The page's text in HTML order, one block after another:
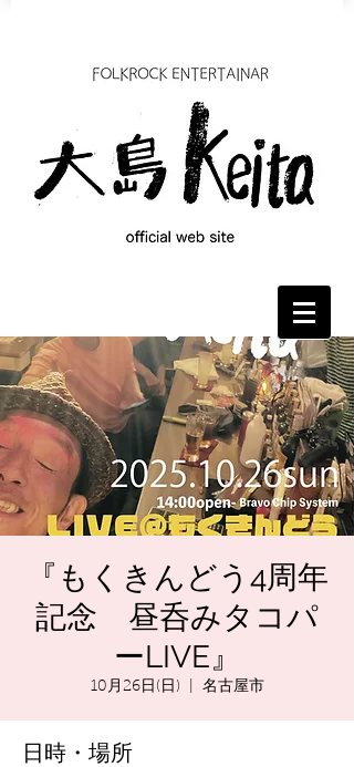
『もくきんどう4周年
記念 昼呑みタコパ
ーLIVE』
10月26日(日) 名古屋市
日時・場所